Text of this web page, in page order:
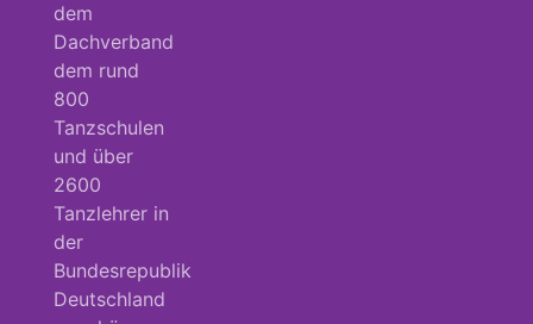
dem
Dachverband
dem rund
800
Tanzschulen
und über
2600
Tanzlehrer in
der
Bundesrepublik
Deutschland